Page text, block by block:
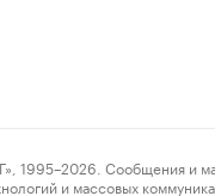
Сообщения и
и массовых